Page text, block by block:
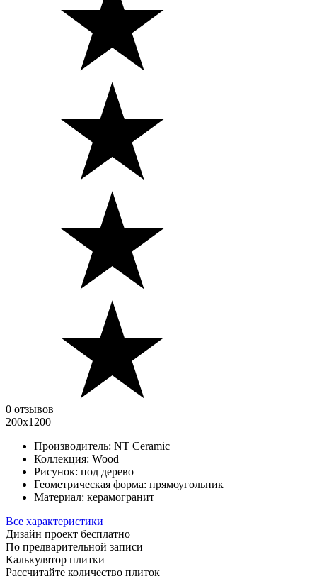
0 отзывов
200x1200
Производитель: NT Ceramic
Коллекция: Wood
Рисунок: под дерево
Геометрическая форма: прямоугольник
Материал: керамогранит
Все характеристики
Дизайн проект бесплатно
По предварительной записи
Калькулятор плитки
Рассчитайте количество плиток